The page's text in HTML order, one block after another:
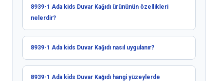
8939-1 Ada kids Duvar Kağıdı ürününün özellikleri
nelerdir?
8939-1 Ada kids Duvar Kağıdı nasıl uygulanır?
8939-1 Ada kids Duvar Kağıdı hangi yüzeylerde